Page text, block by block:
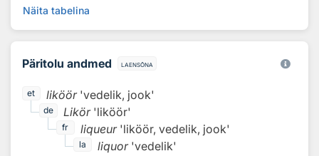
Näita tabelina
Päritolu andmed laensõna
et liköör 'vedelik, jook'
de Likör 'liköör'
fr liqueur 'liköör, vedelik, jook'
la liquor 'vedelik'